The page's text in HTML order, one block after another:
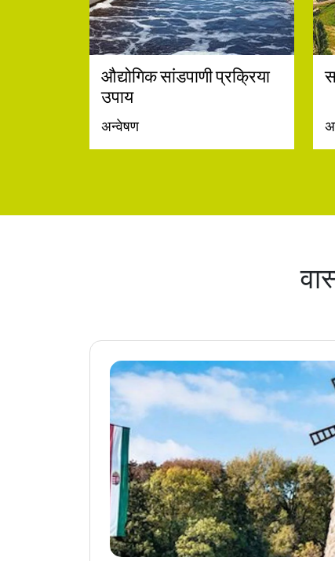
औद्योगिक सांडपाणी प्रक्रिया
उपाय
अन्वेषण